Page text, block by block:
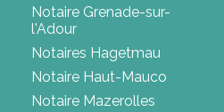
Notaire Grenade-sur-
l'Adour
Notaires Hagetmau
Notaire Haut-Mauco
Notaire Mazerolles